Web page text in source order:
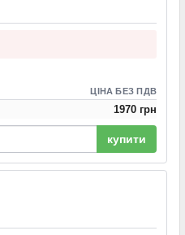
ЦІНА БЕЗ ПДВ
1970 грн
купити